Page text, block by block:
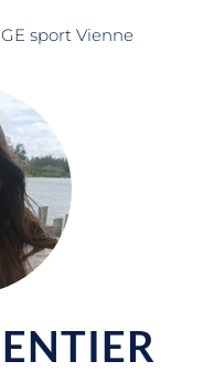
sport Vienne